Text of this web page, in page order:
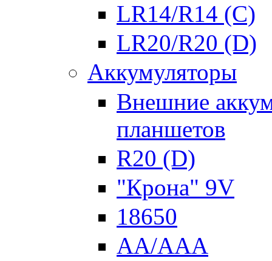
LR14/R14 (C)
LR20/R20 (D)
Аккумуляторы
Внешние
планшетов
R20 (D)
"Крона" 9V
18650
AA/AAA